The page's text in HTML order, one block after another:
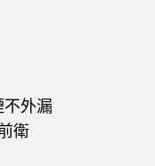
外漏
衛